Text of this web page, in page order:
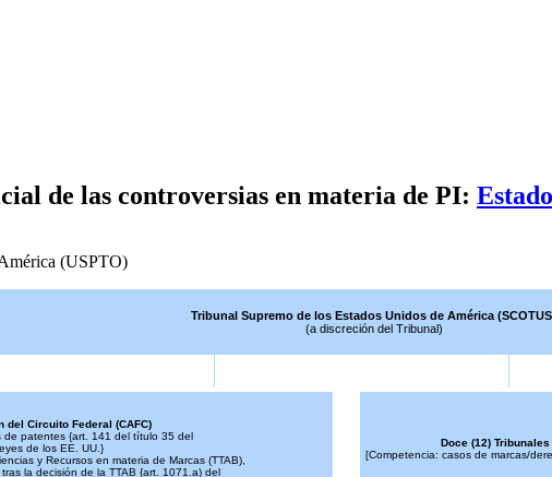
de las controversias en materia de PI:
(USPTO)
Tribunal Supremo de los Estados Unidos de América
(a discreción del Tribunal)
del Circuito Federal (CAFC)
de patentes {art. 141 del título 35 del
de los EE. UU.}
y Recursos en materia de Marcas (TTAB),
la decisión de la TTAB {art. 1071.a) del
Doce (12)
[Competencia: casos de marcas/